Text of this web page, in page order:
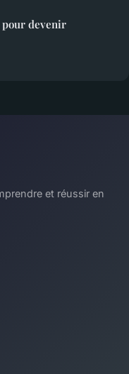
pour devenir
et réussir en